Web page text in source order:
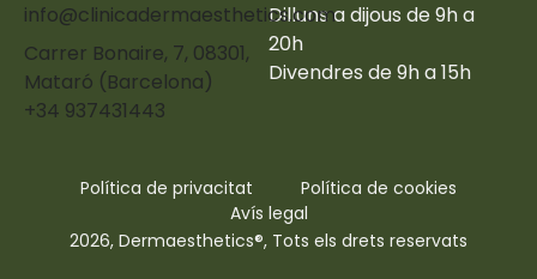
Dilluns a dijous de 9h a
20h
Divendres de 9h a 15h
+34 937431443
info@clinicadermaesthetics.com
Carrer Bonaire, 7, 08301,
Mataró (Barcelona)
Política de privacitat
Política de cookies
Avís legal
2026, Dermaesthetics®, Tots els drets reservats